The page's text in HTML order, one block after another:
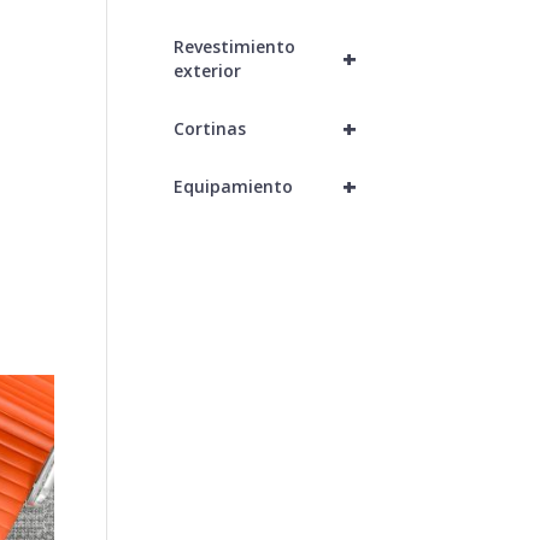
+
Revestimiento
exterior
+
Cortinas
+
Equipamiento